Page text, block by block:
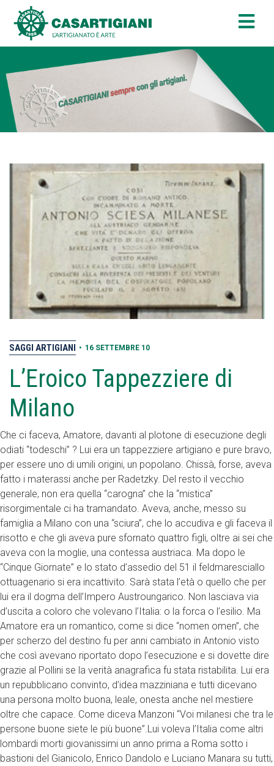
SAGGI ARTIGIANI • 16 SETTEMBRE 10
L’Eroico Tappezziere di
Milano
Che ci faceva, Amatore, davanti al plotone di esecuzione degli
odiati “todeschi” ? Lui era un tappezziere artigiano e pure bravo,
per essere uno di umili origini, un popolano. Chissà, forse, aveva
fatto i materassi anche per Radetzky. Del resto il vecchio
generale, non era quella “carogna” che la “mistica”
risorgimentale ci ha tramandato. Aveva, anche, messo su
famiglia a Milano con una “sciura”, che lo accudiva e gli faceva il
risotto e che gli aveva pure sfornato quattro figli, oltre ai sei che
aveva con la moglie, una contessa austriaca. Ma dopo le
“Cinque Giornate” e lo stato d’assedio del 51 il feldmaresciallo
ottuagenario si era incattivito. Sarà stata l’età o quello che per
lui era il dogma dell’Impero Austroungarico. Non lasciava via
d’uscita a coloro che volevano l’Italia: o la forca o l’esilio. Ma
Amatore era un romantico, come si dice “nomen omen”, che
per scherzo del destino fu per anni cambiato in Antonio visto
che così avevano riportato dopo l’esecuzione e si dovette dire
grazie al Pollini se la verità anagrafica fu stata ristabilita. Lui era
un repubblicano convinto, d’idea mazziniana e tutti dicevano
una persona molto buona, leale, onesta anche nel mestiere
oltre che capace. Come diceva Manzoni “Voi milanesi che tra le
persone buone siete le più buone”.Lui voleva l’Italia come altri
lombardi morti giovanissimi un anno prima a Roma sotto i
bastioni del Gianicolo, Enrico Dandolo e Luciano Manara su tutti,